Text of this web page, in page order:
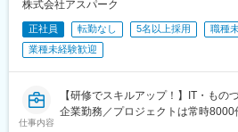
駅、徳山駅、周防下郷駅、道ノ尾駅
駅、松江駅、伊賀屋駅、弥生が丘駅
ぽろ駅、青葉通一番町駅、千葉駅、
前駅(長野県)、新静岡駅、第一通り
神戸三宮駅(阪神)、姫路駅、岡山駅
神南駅、辛島町駅、南公園駅、湊川
株式会社アスパーク
正社員 転勤なし 5名以上採用
職種
業種未経験歓迎
仕事内容
【研修でスキルアップ！】IT・もの
企業勤務／プロジェクトは常時8000